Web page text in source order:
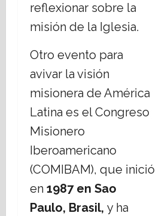
reflexionar sobre la
misión de la Iglesia.
Otro evento para
avivar la visión
misionera de América
Latina es el Congreso
Misionero
Iberoamericano
(COMIBAM), que inició
en 1987 en Sao
Paulo, Brasil, y ha